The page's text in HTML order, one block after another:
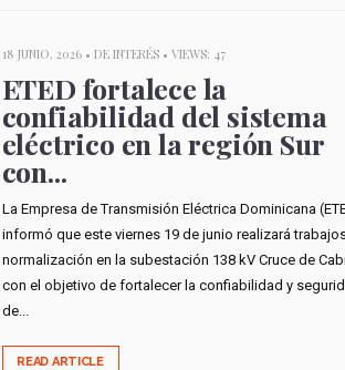
18 JUNIO, 2026 • DE INTERÉS• VIEWS: 47
ETED fortalece la
confiabilidad del sistema
eléctrico en la región Sur
con...
La Empresa de Transmisión Eléctrica Dominicana
informó que este viernes 19 de junio realizará
normalización en la subestación 138 kV Cruce de
con el objetivo de fortalecer la confiabilidad y
de...
READ ARTICLE